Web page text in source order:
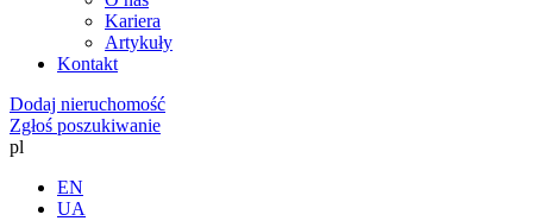
Kariera
Artykuły
Kontakt
Dodaj nieruchomość
Zgłoś poszukiwanie
pl
EN
UA